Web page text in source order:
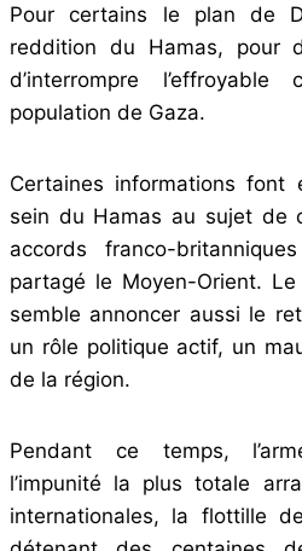
Pour certains le plan de
reddition du Hamas, pour
d’interrompre
population de Gaza.
Certaines informations font
sein du Hamas au sujet de
accords franco-
partagé le Moyen-Orient.
semble annoncer aussi le
un rôle politique actif, un
de la région.
Pendant ce temps,
l’impunité la plus totale
internationales, la flottille